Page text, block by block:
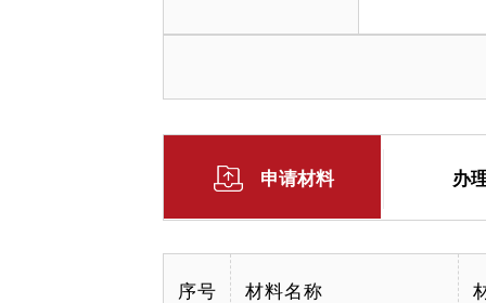
申请材料 办
序号 材料名称